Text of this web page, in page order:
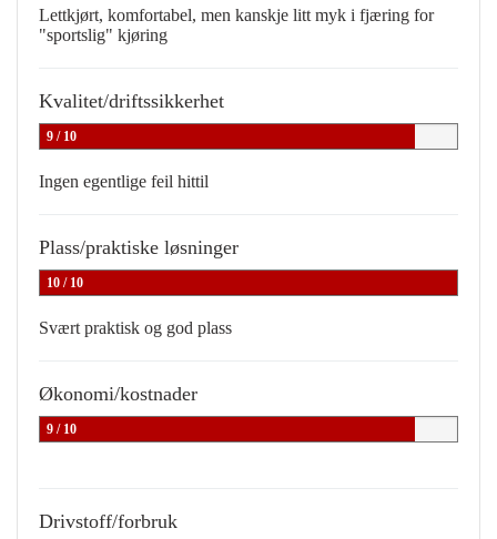
Lettkjørt, komfortabel, men kanskje litt myk i fjæring for
"sportslig" kjøring
Kvalitet/driftssikkerhet
9 / 10
Ingen egentlige feil hittil
Plass/praktiske løsninger
10 / 10
Svært praktisk og god plass
Økonomi/kostnader
9 / 10
Drivstoff/forbruk